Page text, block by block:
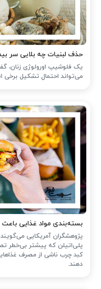
حذف لبنیات چه بلایی سر
یک فلوشیپ اورولوژی زنان،
می‌تواند احتمال تشکیل برخی
بسته‌بندی مواد غذایی
پژوهشگران آمریکایی
پلی‌اتیلن که پیشتر بی‌خطر
کبد چرب ناشی از مصرف
دهند.